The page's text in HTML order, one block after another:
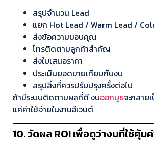
สรุปจำนวน Lead
แยก Hot Lead / Warm Lead /
ส่งข้อความขอบคุณ
โทรติดตามลูกค้าสำคัญ
ส่งใบเสนอราคา
ประเมินยอดขายเทียบกับงบ
สรุปสิ่งที่ควรปรับปรุงครั้งต่อไป
ถ้ามีระบบติดตามผลที่ดี งบออกบูธจะกลาย
แค่ค่าใช้จ่ายในงานอีเวนต์
10. วัดผล ROI เพื่อดูว่างบที่ใช้คุ้ม